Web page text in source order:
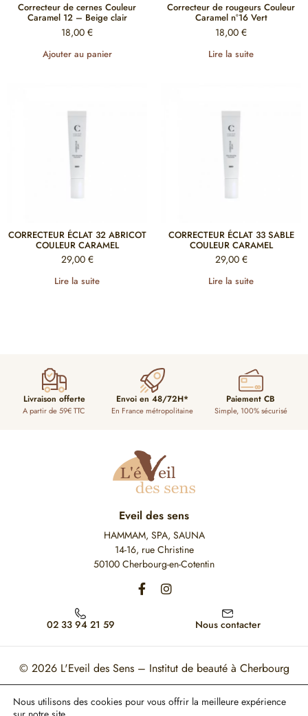
Correcteur de cernes Couleur
Caramel 12 – Beige clair
18,00 €
Ajouter au panier
Correcteur de rougeurs Couleur
Caramel n°16 Vert
18,00 €
Lire la suite
CORRECTEUR ÉCLAT 32 ABRICOT
COULEUR CARAMEL
29,00 €
Lire la suite
CORRECTEUR ÉCLAT 33 SABLE
COULEUR CARAMEL
29,00 €
Lire la suite
Livraison offerte
A partir de 59€ TTC
Envoi en 48/72H*
En France métropolitaine
Paiement CB
Simple, 100% sécurisé
Eveil des sens
HAMMAM, SPA, SAUNA
14-16, rue Christine
50100 Cherbourg-en-Cotentin
02 33 94 21 59 Nous contacter
© 2026 L'Eveil des Sens – Institut de beauté à Cherbourg
Nous utilisons des cookies pour vous offrir la meilleure expérience